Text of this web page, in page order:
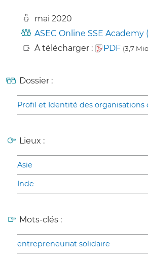
mai 2020
ASEC Online SSE Academy
À télécharger :
PDF (3,7
Dossier :
Profil et Identité des organisations
Lieux :
Asie
Inde
Mots-clés :
entrepreneuriat solidaire